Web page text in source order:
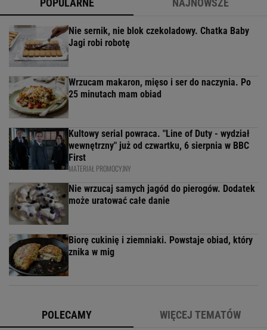
POPULARNE NAJNOWSZE
Nie sernik, nie blok czekoladowy. Chatka Baby
Jagi robi robotę
Wrzucam makaron, mięso i ser do naczynia. Po
25 minutach mam obiad
Kultowy serial powraca. "Line of Duty - wydział
wewnętrzny" już od czwartku, 6 sierpnia w BBC
First
MATERIAŁ PROMOCYJNY
Nie wrzucaj samych jagód do pierogów. Dodatek
może uratować całe danie
Biorę cukinię i ziemniaki. Powstaje obiad, który
znika w mig
POLECAMY WIĘCEJ TEMATÓW